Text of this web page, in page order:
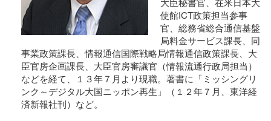
使館ICT政策担当参事
官、総務省総合通信基盤
局料金サービス課長、同
事業政策課長、情報通信国際戦略局情報通信政策課長、大
臣官房企画課長、大臣官房審議官（情報流通行政局担当）
などを経て、１３年７月より現職。著書に「ミッシングリ
ンク～デジタル大国ニッポン再生」（１２年７月、東洋経
済新報社刊）など。